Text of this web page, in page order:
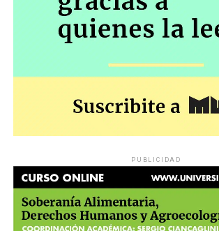
PUBLICIDAD